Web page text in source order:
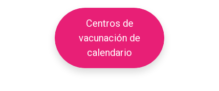
Centros de
vacunación de
calendario